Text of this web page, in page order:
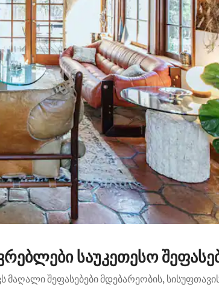
კლავიშები ზემოთ/ქვემოთ მიმართული ისრებით
საუკეთესო
მაღალი შეფასებები მდებარეობის,